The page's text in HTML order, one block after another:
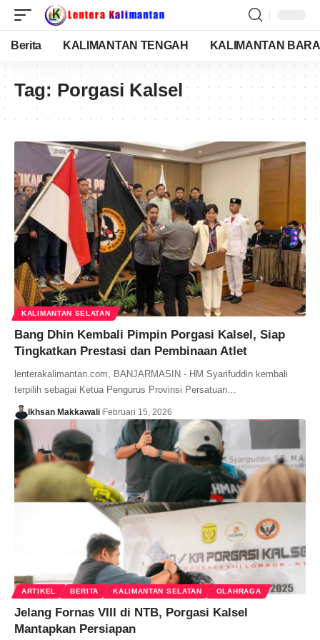
Berita KALIMANTAN TENGAH KALIMANTAN
Tag: Porgasi Kalsel
KALIMANTAN SELATAN
Bang Dhin Kembali Pimpin Porgasi Kalsel, Siap
Tingkatkan Prestasi dan Pembinaan Atlet
lenterakalimantan.com, BANJARMASIN - HM Syarifuddin kembali
terpilih sebagai Ketua Pengurus Provinsi Persatuan…
Ikhsan Makkawali Februari 15, 2026
ARTIKEL BERITA KALIMANTAN SELATAN OLAHRAGA
Jelang Fornas VIII di NTB, Porgasi Kalsel
Mantapkan Persiapan